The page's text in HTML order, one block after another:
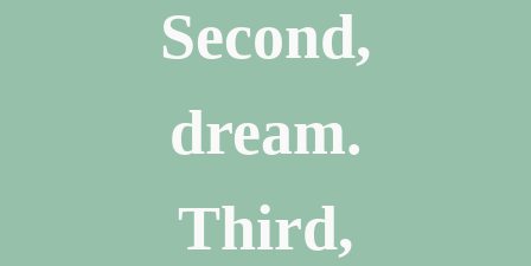
Second,
dream.
Third,